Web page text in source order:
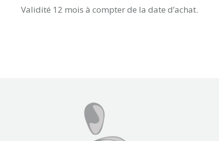
Validité 12 mois à compter de la date d’achat.